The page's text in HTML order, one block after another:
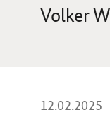
Volker
12.02.2025